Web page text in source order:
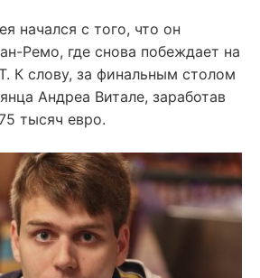
начался с того, что он
Ремо, где снова побеждает на
К слову, за финальным столом
Андреа Витале, заработав
тысяч евро.